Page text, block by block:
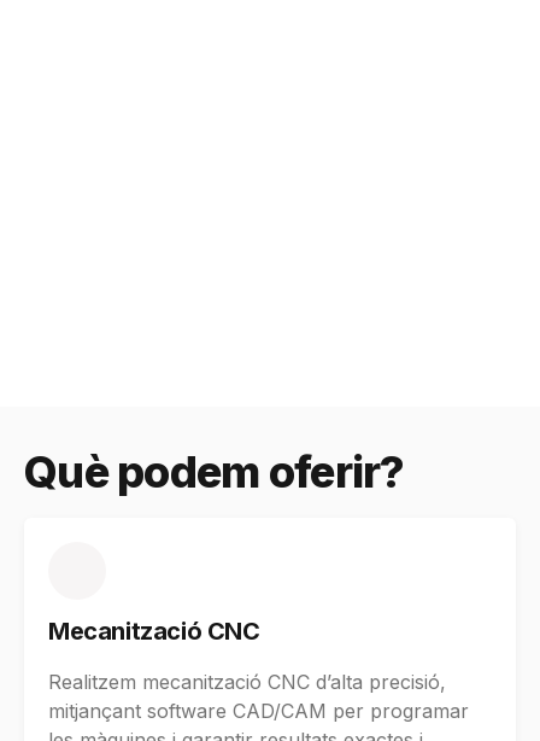
Què podem oferir?
Mecanització CNC
Realitzem mecanització CNC d’alta precisió,
mitjançant software CAD/CAM per programar